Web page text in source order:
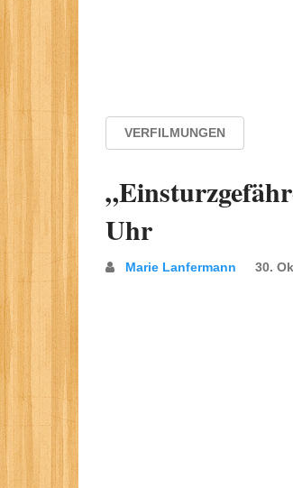
VERFILMUNGEN
Uhr
Marie Lanfermann 30.